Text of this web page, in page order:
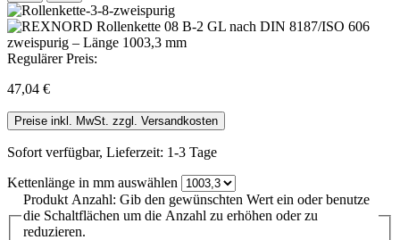
Regulärer Preis:
47,04 €
Preise inkl. MwSt. zzgl. Versandkosten
Sofort verfügbar, Lieferzeit: 1-3 Tage
Kettenlänge in mm auswählen
Produkt Anzahl: Gib den gewünschten Wert ein oder benutze
die Schaltflächen um die Anzahl zu erhöhen oder zu
reduzieren.